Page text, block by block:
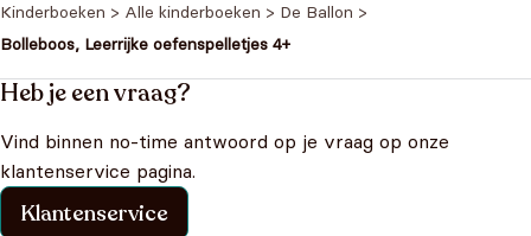
Kinderboeken > Alle kinderboeken > De Ballon >
Bolleboos, Leerrijke oefenspelletjes 4+
Heb je een vraag?
Vind binnen no-time antwoord op je vraag op onze
klantenservice pagina.
Klantenservice